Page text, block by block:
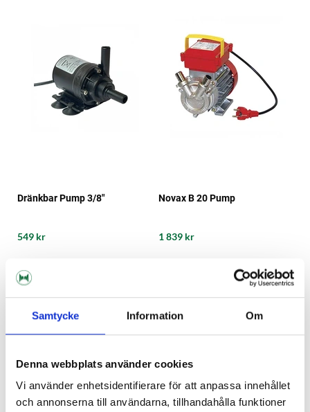
Samtycke Information Om
Denna webbplats använder cookies
Vi använder enhetsidentifierare för att anpassa innehållet
och annonserna till användarna, tillhandahålla funktioner
Dränkbar Pump 3/8"
549 kr
Novax B 20 Pump
1 839 kr